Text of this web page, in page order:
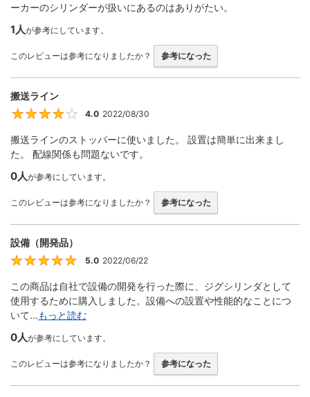
ーカーのシリンダーが扱いにあるのはありがたい。
1人が参考にしています。
このレビューは参考になりましたか？ 参考になった
搬送ライン
4
4.0 2022/08/30
搬送ラインのストッパーに使いました。 設置は簡単に出来まし
た。 配線関係も問題ないです。
0人が参考にしています。
このレビューは参考になりましたか？ 参考になった
設備（開発品）
5
5.0 2022/06/22
この商品は自社で設備の開発を行った際に、ジグシリンダとして
使用するために購入しました。設備への設置や性能的なことにつ
いて...もっと読む
0人が参考にしています。
このレビューは参考になりましたか？ 参考になった